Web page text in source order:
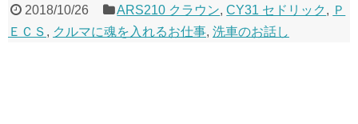
2018/10/26 ARS210 クラウン,CY31 セドリック , Ｐ
ＥＣＳ , クルマに魂を入れるお仕事, 洗車のお話し